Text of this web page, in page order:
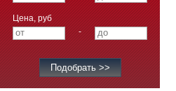
Цена, руб
-